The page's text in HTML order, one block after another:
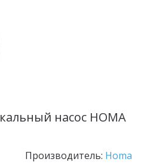
насос HOMA
Производитель: Homa